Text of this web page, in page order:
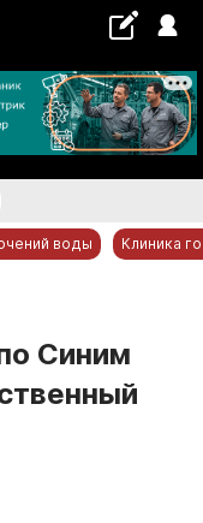
воды Клиника
Синим